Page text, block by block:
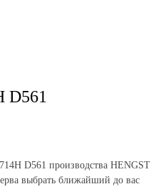
D561
D561 производства HENGST
выбрать ближайший до вас